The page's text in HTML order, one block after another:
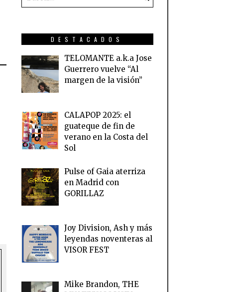
DESTACADOS
TELOMANTE a.k.a Jose
Guerrero vuelve “Al
margen de la visión”
CALAPOP 2025: el
guateque de fin de
verano en la Costa del
Sol
Pulse of Gaia aterriza
en Madrid con
GORILLAZ
Joy Division, Ash y más
leyendas noventeras al
VISOR FEST
Mike Brandon, THE